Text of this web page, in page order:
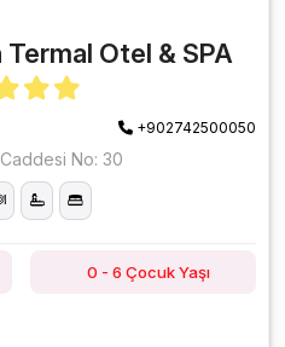
Otel & SPA
+902742500050
No: 30
0 - 6 Çocuk Yaşı